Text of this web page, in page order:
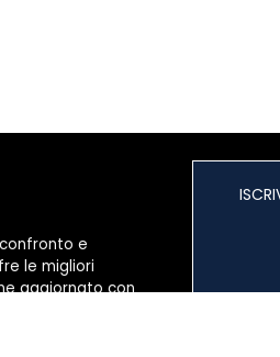
e
le migliori
aggiornato con